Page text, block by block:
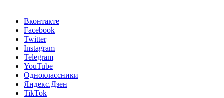
Вконтакте
Facebook
Twitter
Instagram
Telegram
YouTube
Одноклассники
Яндекс.Дзен
TikTok